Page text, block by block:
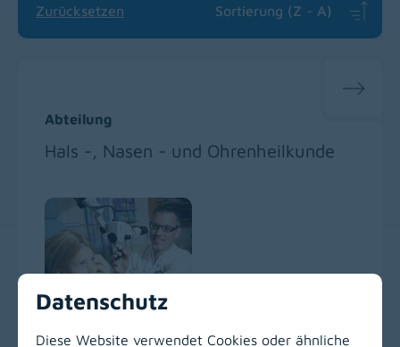
Zurücksetzen Sortierung (Z - A)
Abteilung
Hals -, Nasen - und Ohrenheilkunde
Datenschutz
Diese Website verwendet Cookies oder ähnliche